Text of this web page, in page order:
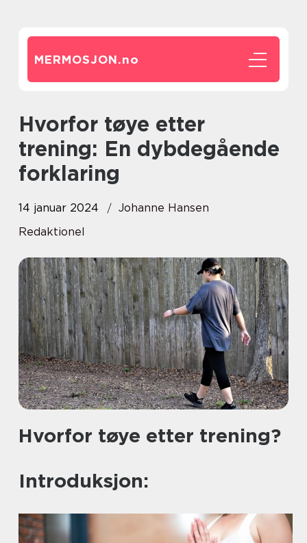
MERMOSJON.no
Hvorfor tøye etter
trening: En dybdegående
forklaring
14 januar 2024
Johanne Hansen
Redaktionel
Hvorfor tøye etter trening?
Introduksjon: